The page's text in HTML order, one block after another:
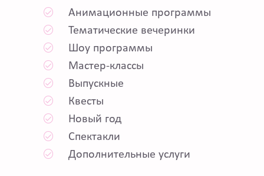
Анимационные программы
Тематические вечеринки
Шоу программы
Мастер-классы
Выпускные
Квесты
Новый год
Спектакли
Дополнительные услуги